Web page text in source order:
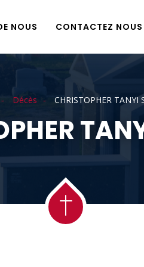
NOUS CONTACTEZ NOUS
Décès CHRISTOPHER TANYI